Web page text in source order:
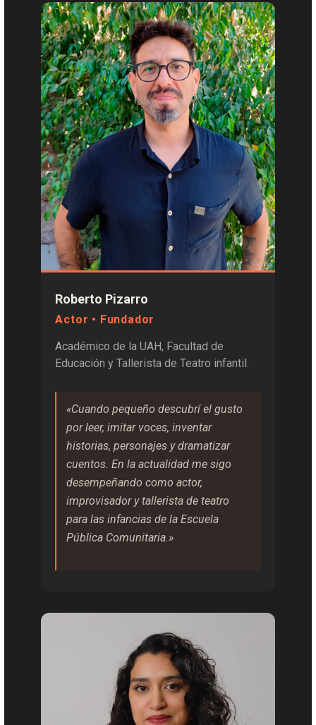
Roberto Pizarro
Actor • Fundador
Académico de la UAH, Facultad de
Educación y Tallerista de Teatro infantil.
«Cuando pequeño descubrí el gusto
por leer, imitar voces, inventar
historias, personajes y dramatizar
cuentos. En la actualidad me sigo
desempeñando como actor,
improvisador y tallerista de teatro
para las infancias de la Escuela
Pública Comunitaria.»